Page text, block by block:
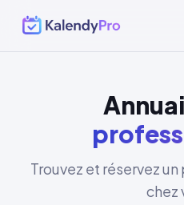
Trouvez et réservez
chez